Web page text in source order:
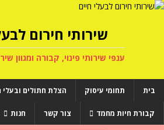
שירותי חירום
ענפי שירותי פינוי, קבורה ומגוון
בית תחומי עיסוק הצלת חתולים ובעלי
קבורת חיות מחמד צור קשר חנות